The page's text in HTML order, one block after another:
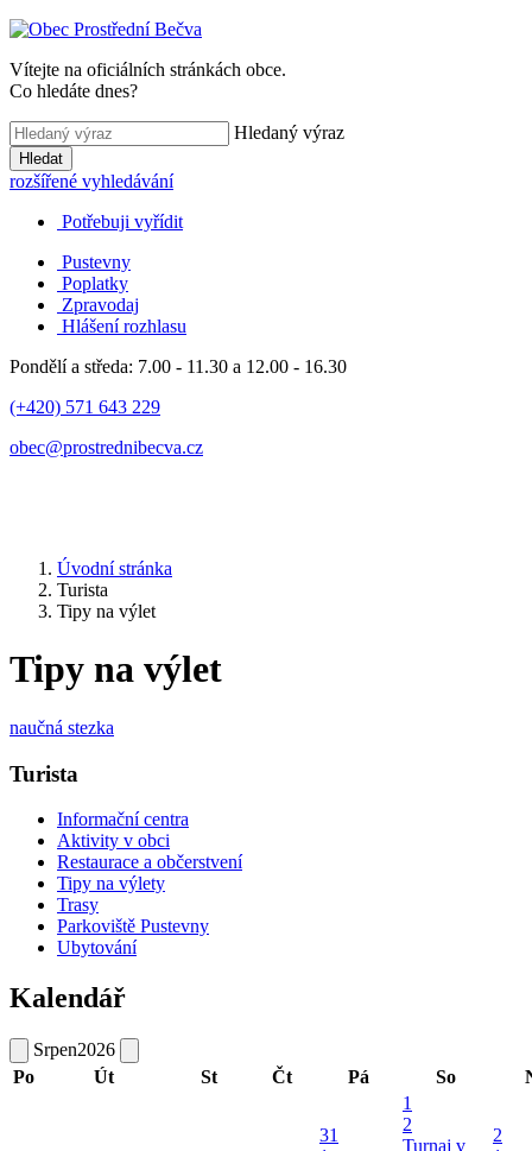
Vítejte na oficiálních stránkách obce.
Co hledáte dnes?
Hledaný výraz
Hledat
rozšířené vyhledávání
Potřebuji vyřídit
Pustevny
Poplatky
Zpravodaj
Hlášení rozhlasu
Pondělí a středa: 7.00 - 11.30 a 12.00 - 16.30
(+420) 571 643 229
obec@prostrednibecva.cz
Úvodní stránka
Turista
Tipy na výlet
Tipy na výlet
naučná stezka
Turista
Informační centra
Aktivity v obci
Restaurace a občerstvení
Tipy na výlety
Trasy
Parkoviště Pustevny
Ubytování
Kalendář
Srpen2026
Po
Út St Čt Pá So
31
1
2
Turnaj v
2